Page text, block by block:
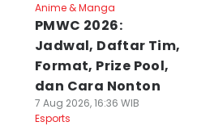
Anime & Manga
PMWC 2026:
Jadwal, Daftar Tim,
Format, Prize Pool,
dan Cara Nonton
7 Aug 2026, 16:36 WIB
Esports